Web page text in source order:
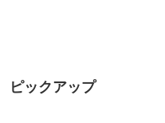
ピックアップ